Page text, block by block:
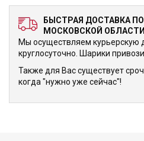
БЫСТРАЯ ДОСТАВКА
МОСКОВСКОЙ ОБЛАСТИ
Мы осуществляем курьерскую
круглосуточно. Шарики
Также для Вас существует
когда "нужно уже сейчас"!